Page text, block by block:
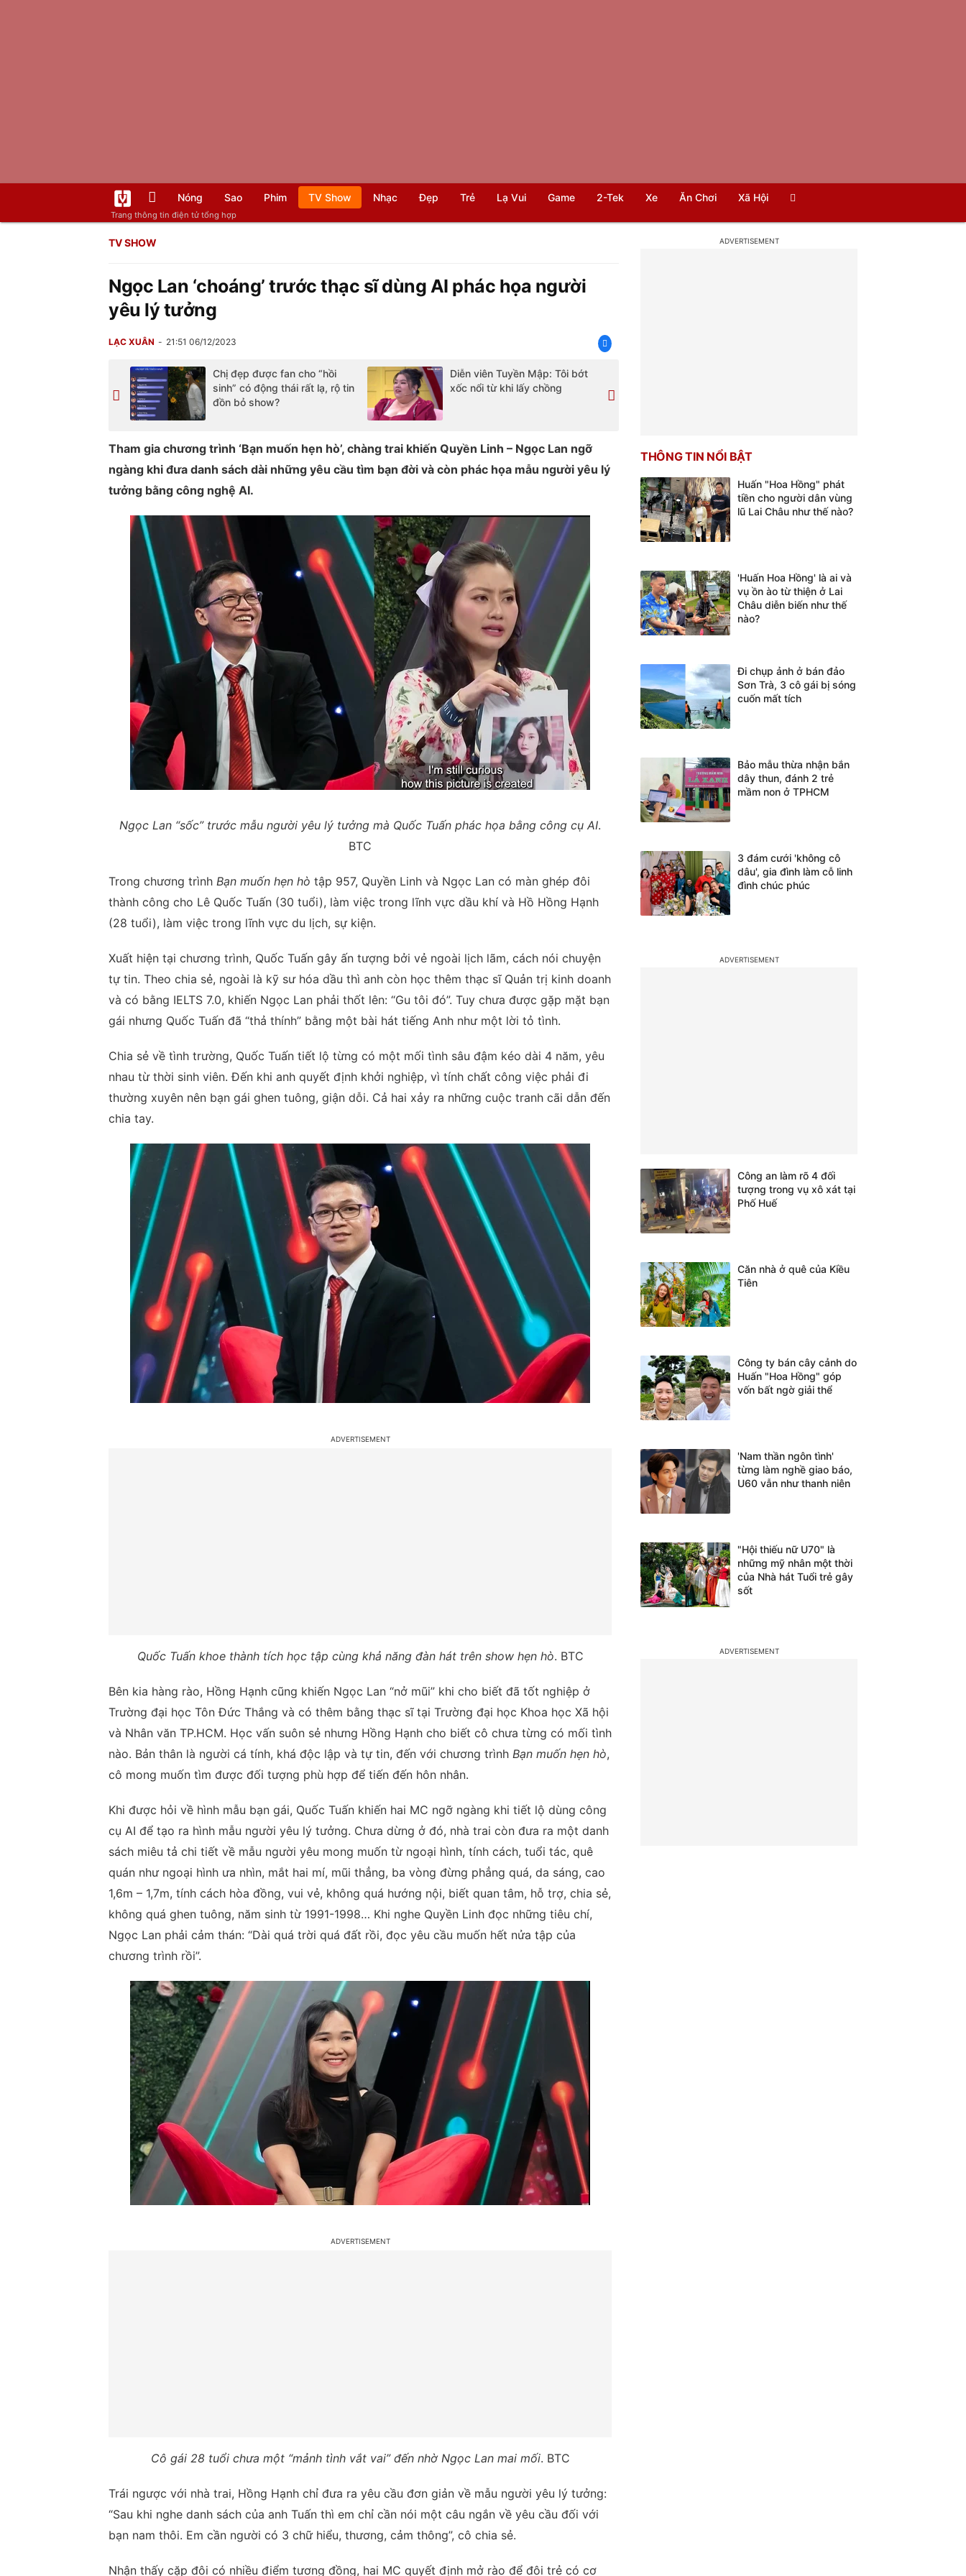
Trang thông tin điện tử tổng hợp
Nóng Sao Phim TV Show Nhạc Đẹp Trẻ Lạ Vui Game 2-Tek Xe Ăn Chơi Xã Hội
TV SHOW
Ngọc Lan ‘choáng’ trước thạc sĩ dùng AI phác họa người
yêu lý tưởng
LẠC XUÂN 21:51 06/12/2023
Chị đẹp được fan cho “hồi
sinh” có động thái rất lạ, rộ tin
đồn bỏ show?
Diễn viên Tuyền Mập: Tôi bớt
xốc nổi từ khi lấy chồng
Tham gia chương trình ‘Bạn muốn hẹn hò’, chàng trai khiến Quyền Linh – Ngọc Lan ngỡ
ngàng khi đưa danh sách dài những yêu cầu tìm bạn đời và còn phác họa mẫu người yêu lý
tưởng bằng công nghệ AI.
Ngọc Lan “sốc” trước mẫu người yêu lý tưởng mà Quốc Tuấn phác họa bằng công cụ AI.
BTC
Trong chương trình Bạn muốn hẹn hò tập 957, Quyền Linh và Ngọc Lan có màn ghép đôi
thành công cho Lê Quốc Tuấn (30 tuổi), làm việc trong lĩnh vực dầu khí và Hồ Hồng Hạnh
(28 tuổi), làm việc trong lĩnh vực du lịch, sự kiện.
Xuất hiện tại chương trình, Quốc Tuấn gây ấn tượng bởi vẻ ngoài lịch lãm, cách nói chuyện
tự tin. Theo chia sẻ, ngoài là kỹ sư hóa dầu thì anh còn học thêm thạc sĩ Quản trị kinh doanh
và có bằng IELTS 7.0, khiến Ngọc Lan phải thốt lên: “Gu tôi đó”. Tuy chưa được gặp mặt bạn
gái nhưng Quốc Tuấn đã “thả thính” bằng một bài hát tiếng Anh như một lời tỏ tình.
Chia sẻ về tình trường, Quốc Tuấn tiết lộ từng có một mối tình sâu đậm kéo dài 4 năm, yêu
nhau từ thời sinh viên. Đến khi anh quyết định khởi nghiệp, vì tính chất công việc phải đi
thường xuyên nên bạn gái ghen tuông, giận dỗi. Cả hai xảy ra những cuộc tranh cãi dẫn đến
chia tay.
Quốc Tuấn khoe thành tích học tập cùng khả năng đàn hát trên show hẹn hò. BTC
Bên kia hàng rào, Hồng Hạnh cũng khiến Ngọc Lan “nở mũi” khi cho biết đã tốt nghiệp ở
Trường đại học Tôn Đức Thắng và có thêm bằng thạc sĩ tại Trường đại học Khoa học Xã hội
và Nhân văn TP.HCM. Học vấn suôn sẻ nhưng Hồng Hạnh cho biết cô chưa từng có mối tình
nào. Bản thân là người cá tính, khá độc lập và tự tin, đến với chương trình Bạn muốn hẹn hò,
cô mong muốn tìm được đối tượng phù hợp để tiến đến hôn nhân.
Khi được hỏi về hình mẫu bạn gái, Quốc Tuấn khiến hai MC ngỡ ngàng khi tiết lộ dùng công
cụ AI để tạo ra hình mẫu người yêu lý tưởng. Chưa dừng ở đó, nhà trai còn đưa ra một danh
sách miêu tả chi tiết về mẫu người yêu mong muốn từ ngoại hình, tính cách, tuổi tác, quê
quán như ngoại hình ưa nhìn, mắt hai mí, mũi thẳng, ba vòng đừng phẳng quá, da sáng, cao
1,6m – 1,7m, tính cách hòa đồng, vui vẻ, không quá hướng nội, biết quan tâm, hỗ trợ, chia sẻ,
không quá ghen tuông, năm sinh từ 1991-1998… Khi nghe Quyền Linh đọc những tiêu chí,
Ngọc Lan phải cảm thán: “Dài quá trời quá đất rồi, đọc yêu cầu muốn hết nửa tập của
chương trình rồi”.
Cô gái 28 tuổi chưa một “mảnh tình vắt vai” đến nhờ Ngọc Lan mai mối. BTC
Trái ngược với nhà trai, Hồng Hạnh chỉ đưa ra yêu cầu đơn giản về mẫu người yêu lý tưởng:
“Sau khi nghe danh sách của anh Tuấn thì em chỉ cần nói một câu ngắn về yêu cầu đối với
bạn nam thôi. Em cần người có 3 chữ hiểu, thương, cảm thông”, cô chia sẻ.
Nhận thấy cặp đôi có nhiều điểm tương đồng, hai MC quyết định mở rào để đôi trẻ có cơ
THÔNG TIN NỔI BẬT
Huấn "Hoa Hồng" phát
tiền cho người dân vùng
lũ Lai Châu như thế nào?
'Huấn Hoa Hồng' là ai và
vụ ồn ào từ thiện ở Lai
Châu diễn biến như thế
nào?
Đi chụp ảnh ở bán đảo
Sơn Trà, 3 cô gái bị sóng
cuốn mất tích
Bảo mẫu thừa nhận bắn
dây thun, đánh 2 trẻ
mầm non ở TPHCM
3 đám cưới 'không cô
dâu', gia đình làm cỗ linh
đình chúc phúc
Công an làm rõ 4 đối
tượng trong vụ xô xát tại
Phố Huế
Căn nhà ở quê của Kiều
Tiên
Công ty bán cây cảnh do
Huấn "Hoa Hồng" góp
vốn bất ngờ giải thể
'Nam thần ngôn tình'
từng làm nghề giao báo,
U60 vẫn như thanh niên
"Hội thiếu nữ U70" là
những mỹ nhân một thời
của Nhà hát Tuổi trẻ gây
sốt